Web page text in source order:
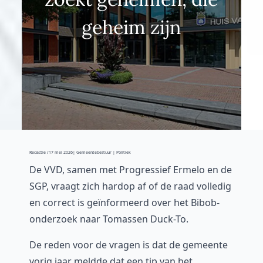
geheim zijn
Redactie /17 mei 2026| Gemeentebestuur | Politiek
De VVD, samen met Progressief Ermelo en de
SGP, vraagt zich hardop af of de raad volledig
en correct is geïnformeerd over het Bibob-
onderzoek naar Tomassen Duck-To.
De reden voor de vragen is dat de gemeente